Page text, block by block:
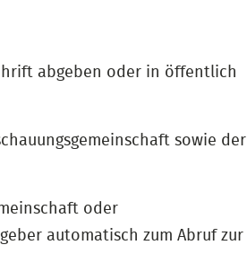
abgeben oder in öffentlich
sowie der
oder
automatisch zum Abruf zur